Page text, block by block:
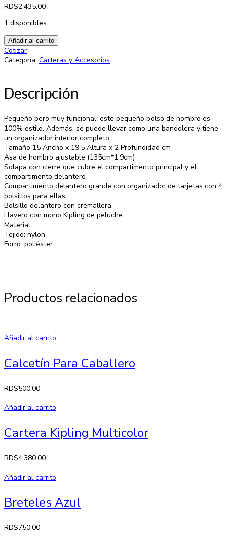
RD$2,435.00
1 disponibles
Añadir al carrito
Cotizar
Categoría: Carteras y Accesorios.
Descripción
Pequeño pero muy funcional, este pequeño bolso de hombro es
100% estilo. Además, se puede llevar como una bandolera y tiene
un organizador interior completo.
Tamaño 15 Ancho x 19.5 Altura x 2 Profundidad cm
Asa de hombro ajustable (135cm*1.9cm)
Solapa con cierre que cubre el compartimento principal y el
compartimento delantero
Compartimento delantero grande con organizador de tarjetas con 4
bolsillos para ellas
Bolsillo delantero con cremallera
Llavero con mono Kipling de peluche
Material:
Tejido: nylon
Forro: poliéster
Productos relacionados
Añadir al carrito
Calcetín Para Caballero
RD$500.00
Añadir al carrito
Cartera Kipling Multicolor
RD$4,380.00
Añadir al carrito
Breteles Azul
RD$750.00